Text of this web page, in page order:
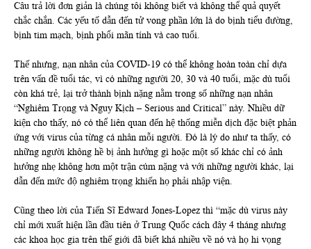
Câu trả lời đơn giản là chúng tôi không biết và không thể quả quyết
chắc chắn. Các yếu tố dẫn đến tử vong phần lớn là do bịnh tiểu đường,
bịnh tim mạch, bịnh phổi mãn tính và cao tuổi.
Thế nhưng, nạn nhân của COVID-19 có thể không hoàn toàn chỉ dựa
trên vấn đề tuổi tác, vì có những người 20, 30 và 40 tuổi, mặc dù tuổi
còn khá trẻ, lại trở thành bịnh nặng nằm trong số những nạn nhân
“Nghiêm Trọng và Nguy Kịch – Serious and Critical” này. Nhiều dữ
kiện cho thấy, nó có thể liên quan đến hệ thống miễn dịch đặc biệt phản
ứng với virus của từng cá nhân mỗi người. Đó là lý do như ta thấy, có
những người không hề bị ảnh hưởng gì hoặc một số khác chỉ có ảnh
hưởng nhẹ không hơn một trận cúm nặng và với những người khác, lại
dẫn đến mức độ nghiêm trọng khiến họ phải nhập viện.
Cũng theo lời của Tiến Sĩ Edward Jones-Lopez thì “mặc dù virus này
chỉ mới xuất hiện lần đầu tiên ở Trung Quốc cách đây 4 tháng nhưng
các khoa học gia trên thế giới đã biết khá nhiều về nó và họ hi vọng